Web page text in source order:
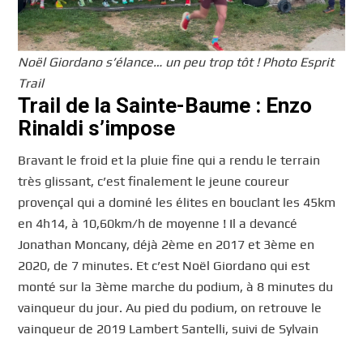
Noël Giordano s’élance… un peu trop tôt ! Photo Esprit
Trail
Trail de la Sainte-Baume : Enzo
Rinaldi s’impose
Bravant le froid et la pluie fine qui a rendu le terrain
très glissant, c’est finalement le jeune coureur
provençal qui a dominé les élites en bouclant les 45km
en 4h14, à 10,60km/h de moyenne ! Il a devancé
Jonathan Moncany, déjà 2ème en 2017 et 3ème en
2020, de 7 minutes. Et c’est Noël Giordano qui est
monté sur la 3ème marche du podium, à 8 minutes du
vainqueur du jour. Au pied du podium, on retrouve le
vainqueur de 2019 Lambert Santelli, suivi de Sylvain